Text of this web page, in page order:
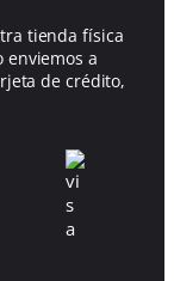
tienda física
enviemos a
de crédito,